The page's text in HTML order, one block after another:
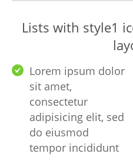
Lists with style1
Lorem ipsum dolor
sit amet,
consectetur
adipisicing elit, sed
do eiusmod
tempor incididunt